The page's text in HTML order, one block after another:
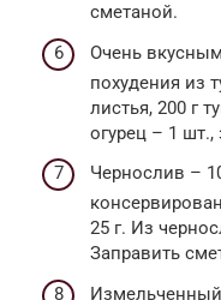
сметаной.
Очень
похудения из
листья, 200 г
огурец – 1
Чернослив –
25 г. Из
Заправить
Измельченный